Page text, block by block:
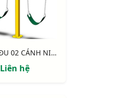
XÍCH ĐU 02 CÁNH NIK734447-3
Liên hệ